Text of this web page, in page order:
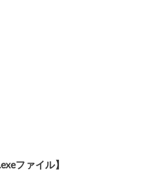
ファイル】